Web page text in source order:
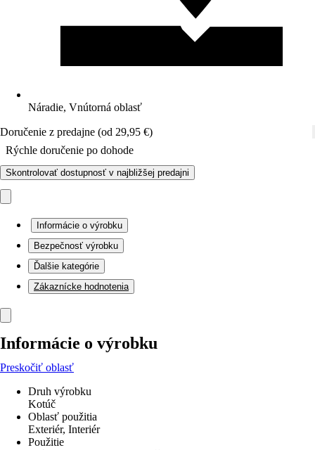
Náradie, Vnútorná oblasť
Doručenie z predajne (od 29,95 €)
Rýchle doručenie po dohode
Skontrolovať dostupnosť v najbližšej predajni
Informácie o výrobku
Bezpečnosť výrobku
Ďalšie kategórie
Zákaznícke hodnotenia
Informácie o výrobku
Preskočiť oblasť
Druh výrobku
Kotúč
Oblasť použitia
Exteriér, Interiér
Použitie